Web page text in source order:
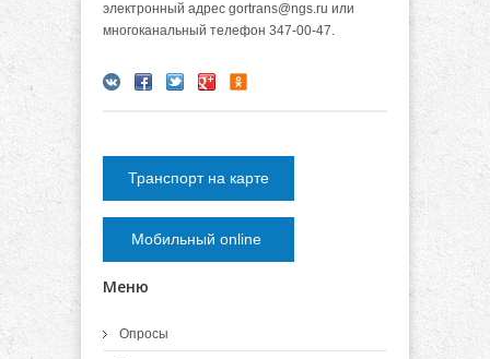
электронный адрес gortrans@ngs.ru или
многоканальный телефон 347-00-47.
Транспорт на карте
Мобильный online
Меню
Опросы